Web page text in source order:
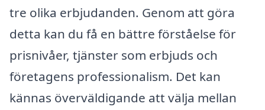
tre olika erbjudanden. Genom att göra
detta kan du få en bättre förståelse för
prisnivåer, tjänster som erbjuds och
företagens professionalism. Det kan
kännas överväldigande att välja mellan